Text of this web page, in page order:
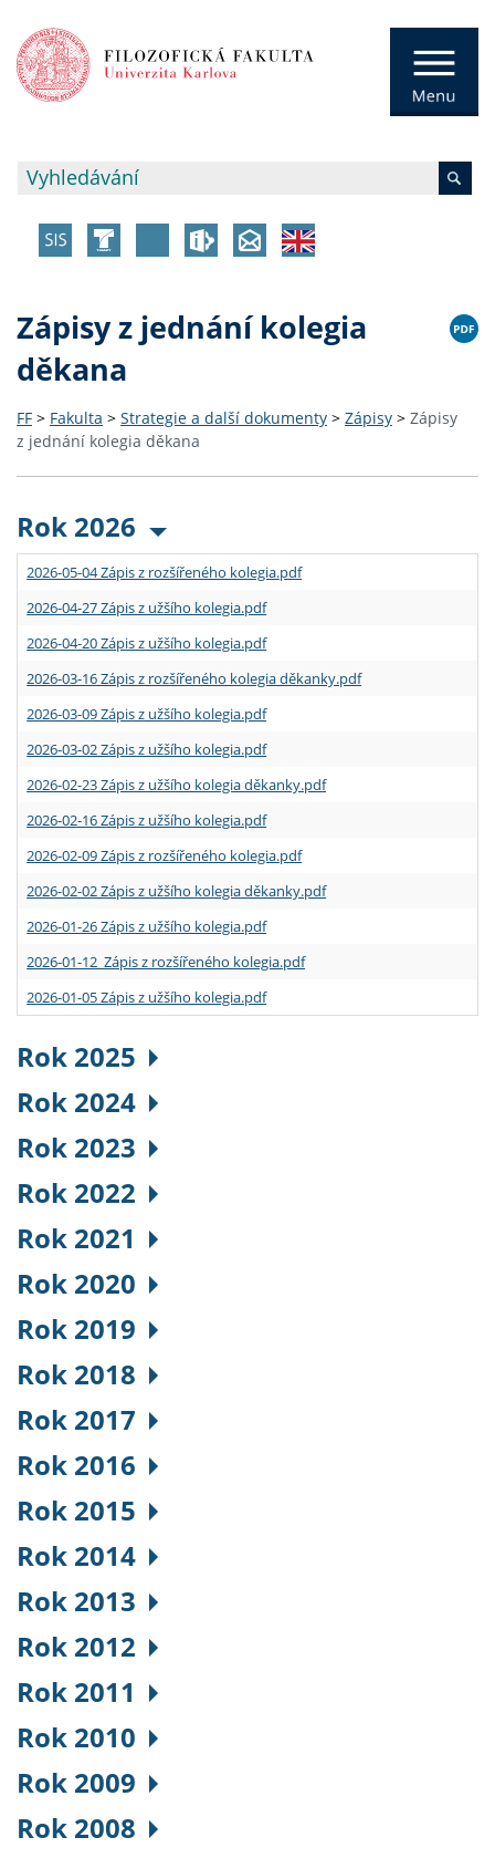
Zápisy z jednání kolegia
děkana
FF > Fakulta > Strategie a další dokumenty > Zápisy > Zápisy
z jednání kolegia děkana
Rok 2026
2026-05-04 Zápis z rozšířeného kolegia.pdf
2026-04-27 Zápis z užšího kolegia.pdf
2026-04-20 Zápis z užšího kolegia.pdf
2026-03-16 Zápis z rozšířeného kolegia děkanky.pdf
2026-03-09 Zápis z užšího kolegia.pdf
2026-03-02 Zápis z užšího kolegia.pdf
2026-02-23 Zápis z užšího kolegia děkanky.pdf
2026-02-16 Zápis z užšího kolegia.pdf
2026-02-09 Zápis z rozšířeného kolegia.pdf
2026-02-02 Zápis z užšího kolegia děkanky.pdf
2026-01-26 Zápis z užšího kolegia.pdf
2026-01-12 Zápis z rozšířeného kolegia.pdf
2026-01-05 Zápis z užšího kolegia.pdf
Rok 2025
Rok 2024
Rok 2023
Rok 2022
Rok 2021
Rok 2020
Rok 2019
Rok 2018
Rok 2017
Rok 2016
Rok 2015
Rok 2014
Rok 2013
Rok 2012
Rok 2011
Rok 2010
Rok 2009
Rok 2008